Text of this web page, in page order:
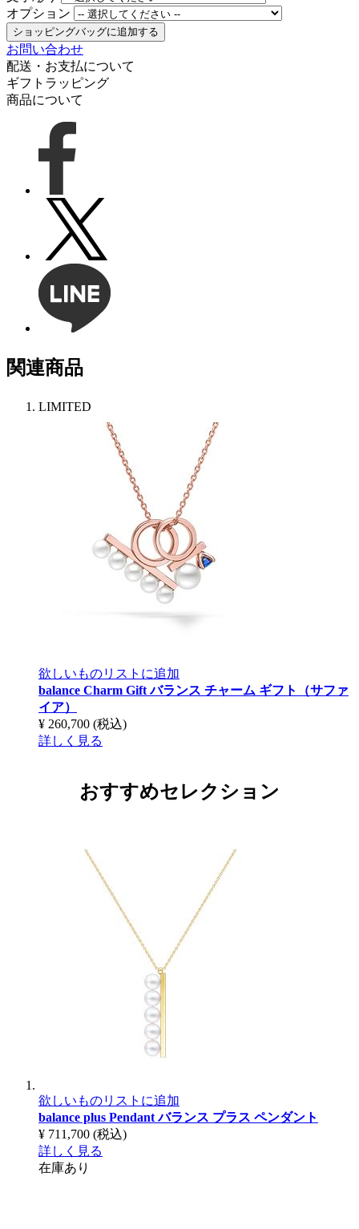
オプション
ショッピングバッグに追加する
お問い合わせ
配送・お支払について
ギフトラッピング
商品について
関連商品
LIMITED
欲しいものリストに追加
balance Charm Giftバランス チャーム ギフト（サファ
イア）
¥ 260,700 (税込)
詳しく見る
おすすめセレクション
欲しいものリストに追加
balance plus Pendantバランス プラス ペンダント
¥ 711,700 (税込)
詳しく見る
在庫あり